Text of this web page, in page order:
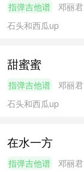
指弹吉他谱 邓丽君
石头和西瓜up
甜蜜蜜
指弹吉他谱 邓丽君
石头和西瓜up
在水一方
指弹吉他谱 邓丽君